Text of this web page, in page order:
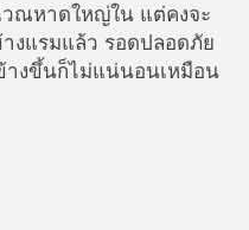
ณหาดใหญ่ใน แต่คงจะ
งแรมแล้ว รอดปลอดภัย
างขึ้นก็ไม่แน่นอนเหมือน